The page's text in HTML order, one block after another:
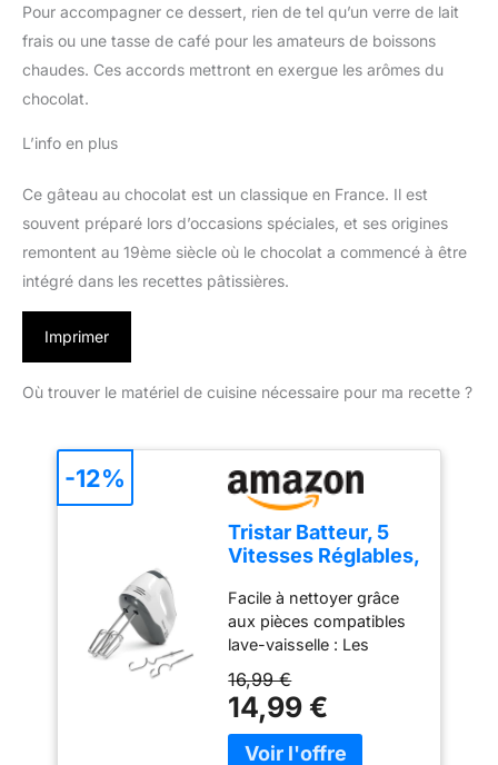
Pour accompagner ce dessert, rien de tel qu’un verre de lait
frais ou une tasse de café pour les amateurs de boissons
chaudes. Ces accords mettront en exergue les arômes du
chocolat.
L’info en plus
Ce gâteau au chocolat est un classique en France. Il est
souvent préparé lors d’occasions spéciales, et ses origines
remontent au 19ème siècle où le chocolat a commencé à être
intégré dans les recettes pâtissières.
Imprimer
Où trouver le matériel de cuisine nécessaire pour ma recette ?
Tristar Batteur, 5
Vitesses Réglables,
Ergonomique,
Fouets et Crochets
Inox, Pièces
Compatibles Lave-
Vaisselle, Sans
BPA, Compact et
Pratique, Avec
Facile à nettoyer grâce
aux pièces compatibles
lave-vaisselle : Les
inoxydable, comme les
crochets et fouets, sont
détachables et lavables
16,99 €
14,99 €
-12%